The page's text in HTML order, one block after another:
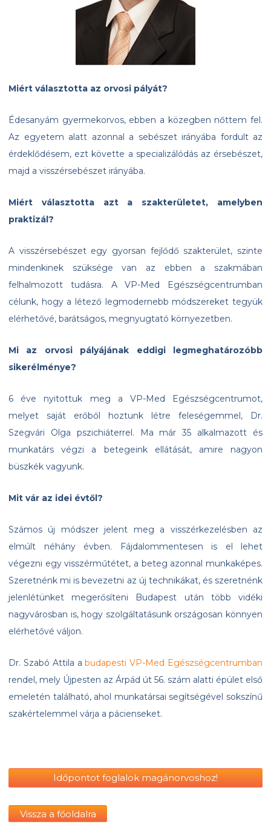
Miért választotta az orvosi pályát?
Édesanyám gyermekorvos, ebben a közegben nőttem fel.
Az egyetem alatt azonnal a sebészet irányába fordult az
érdeklődésem, ezt követte a specializálódás az érsebészet,
majd a visszérsebészet irányába.
Miért választotta azt a szakterületet, amelyben
praktizál?
A visszérsebészet egy gyorsan fejlődő szakterület, szinte
mindenkinek szüksége van az ebben a szakmában
felhalmozott tudásra. A VP-Med Egészségcentrumban
célunk, hogy a létező legmodernebb módszereket tegyük
elérhetővé, barátságos, megnyugtató környezetben.
Mi az orvosi pályájának eddigi legmeghatározóbb
sikerélménye?
6 éve nyitottuk meg a VP-Med Egészségcentrumot,
melyet saját erőből hoztunk létre feleségemmel, Dr.
Szegvári Olga pszichiáterrel. Ma már 35 alkalmazott és
munkatárs végzi a betegeink ellátását, amire nagyon
büszkék vagyunk.
Mit vár az idei évtől?
Számos új módszer jelent meg a visszérkezelésben az
elmúlt néhány évben. Fájdalommentesen is el lehet
végezni egy visszérműtétet, a beteg azonnal munkaképes.
Szeretnénk mi is bevezetni az új technikákat, és szeretnénk
jelenlétünket megerősíteni Budapest után több vidéki
nagyvárosban is, hogy szolgáltatásunk országosan könnyen
elérhetővé váljon.
Dr. Szabó Attila a budapesti VP-Med Egészségcentrumban
rendel, mely Újpesten az Árpád út 56. szám alatti épület első
emeletén található, ahol munkatársai segítségével sokszínű
szakértelemmel várja a pácienseket.
Időpontot foglalok magánorvoshoz!
Vissza a főoldalra